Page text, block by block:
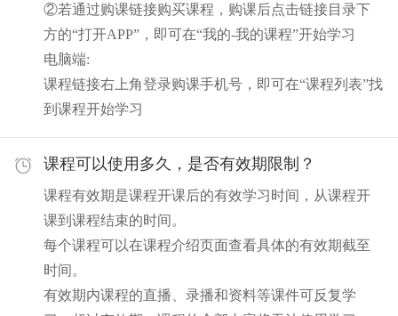
②若通过购课链接购买课程，购课后点击链接目录下
方的“打开APP”，即可在“我的-我的课程”开始学习
电脑端:
课程链接右上角登录购课手机号，即可在“课程列表”找
到课程开始学习
课程可以使用多久，是否有效期限制？
课程有效期是课程开课后的有效学习时间，从课程开
课到课程结束的时间。
每个课程可以在课程介绍页面查看具体的有效期截至
时间。
有效期内课程的直播、录播和资料等课件可反复学